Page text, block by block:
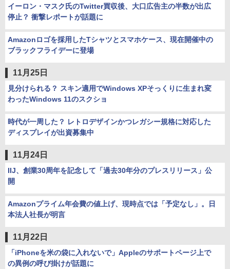
イーロン・マスク氏のTwitter買収後、大口広告主の半数が出広
停止？ 衝撃レポートが話題に
Amazonロゴを採用したTシャツとスマホケース、現在開催中の
ブラックフライデーに登場
11月25日
見分けられる？ スキン適用でWindows XPそっくりに生まれ変
わったWindows 11のスクショ
時代が一周した？ レトロデザインかつレガシー規格に対応した
ディスプレイが出資募集中
11月24日
IIJ、創業30周年を記念して「過去30年分のプレスリリース」公
開
Amazonプライム年会費の値上げ、現時点では「予定なし」。日
本法人社長が明言
11月22日
「iPhoneを米の袋に入れないで」Appleのサポートページ上で
の異例の呼び掛けが話題に